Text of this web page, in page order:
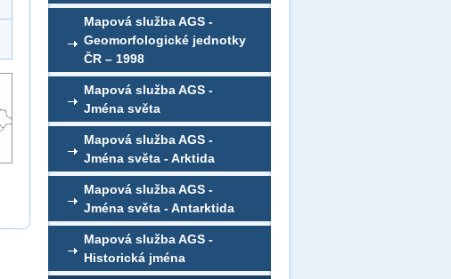
Mapová služba AGS -
Geomorfologické jednotky
ČR – 1998
Mapová služba AGS -
Jména světa
Mapová služba AGS -
Jména světa - Arktida
Mapová služba AGS -
Jména světa - Antarktida
Mapová služba AGS -
Historická jména